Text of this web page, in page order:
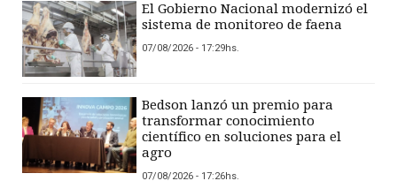
El Gobierno Nacional modernizó el
sistema de monitoreo de faena
07/08/2026 - 17:29hs.
Bedson lanzó un premio para
transformar conocimiento
científico en soluciones para el
agro
07/08/2026 - 17:26hs.